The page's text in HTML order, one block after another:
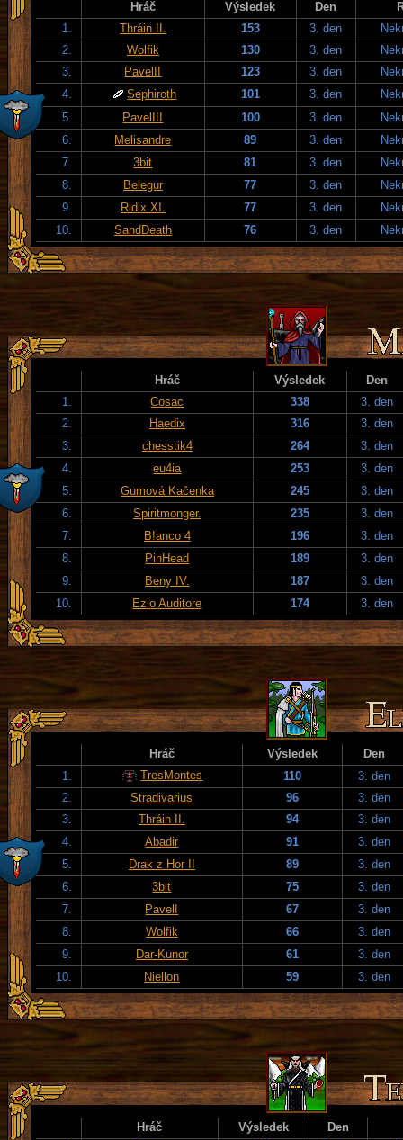
Hráč Výsledek Den
1.
Thráin II. 153 3. den
2.
Wolfik 130 3. den
3.
PavelII 123 3. den
4.
Sephiroth 101 3. den
5.
PavelIII 100 3. den
6.
Melisandre 89 3. den
7.
3bit 81 3. den
8.
Belegur 77 3. den
9.
Ridix XI. 77 3. den
10.
SandDeath 76 3. den
Hráč Výsledek
Den
1.
Cosac 338
3. den
2.
Haedix 316
3. den
3.
chesstik4 264
3. den
4.
eu4ia 253
3. den
5.
Gumová Kačenka 245
3. den
6.
Spiritmonger. 235
3. den
7.
B!anco 4 196
3. den
8.
PinHead 189
3. den
9.
Beny IV. 187
3. den
10.
Ezio Auditore 174 3. den
Hráč Výsledek
Den
1.
TresMontes 110
3. den
2.
Stradivarius 96
3. den
3.
Thráin II. 94
3. den
4.
Abadir 91
3. den
5.
Drak z Hor II 89
3. den
6.
3bit 75
3. den
7.
PavelI 67
3. den
8.
Wolfik 66
3. den
9.
Dar-Kunor 61
3. den
10.
Niellon 59 3. den
Hráč Výsledek
Den